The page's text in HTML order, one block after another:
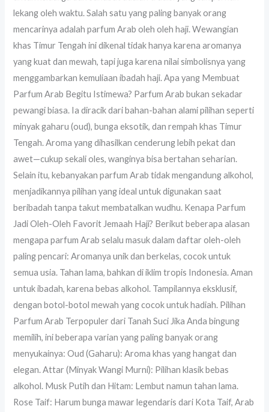
lekang oleh waktu. Salah satu yang paling banyak orang
mencarinya adalah parfum Arab oleh oleh haji. Wewangian
khas Timur Tengah ini dikenal tidak hanya karena aromanya
yang kuat dan mewah, tapi juga karena nilai simbolisnya yang
menggambarkan kemuliaan ibadah haji. Apa yang Membuat
Parfum Arab Begitu Istimewa? Parfum Arab bukan sekadar
pewangi biasa. Ia diracik dari bahan-bahan alami pilihan seperti
minyak gaharu (oud), bunga eksotik, dan rempah khas Timur
Tengah. Aroma yang dihasilkan cenderung lebih pekat dan
awet—cukup sekali oles, wanginya bisa bertahan seharian.
Selain itu, kebanyakan parfum Arab tidak mengandung alkohol,
menjadikannya pilihan yang ideal untuk digunakan saat
beribadah tanpa takut membatalkan wudhu. Kenapa Parfum
Jadi Oleh-Oleh Favorit Jemaah Haji? Berikut beberapa alasan
mengapa parfum Arab selalu masuk dalam daftar oleh-oleh
paling pencari: Aromanya unik dan berkelas, cocok untuk
semua usia. Tahan lama, bahkan di iklim tropis Indonesia. Aman
untuk ibadah, karena bebas alkohol. Tampilannya eksklusif,
dengan botol-botol mewah yang cocok untuk hadiah. Pilihan
Parfum Arab Terpopuler dari Tanah Suci Jika Anda bingung
memilih, ini beberapa varian yang paling banyak orang
menyukainya: Oud (Gaharu): Aroma khas yang hangat dan
elegan. Attar (Minyak Wangi Murni): Pilihan klasik bebas
alkohol. Musk Putih dan Hitam: Lembut namun tahan lama.
Rose Taif: Harum bunga mawar legendaris dari Kota Taif, Arab